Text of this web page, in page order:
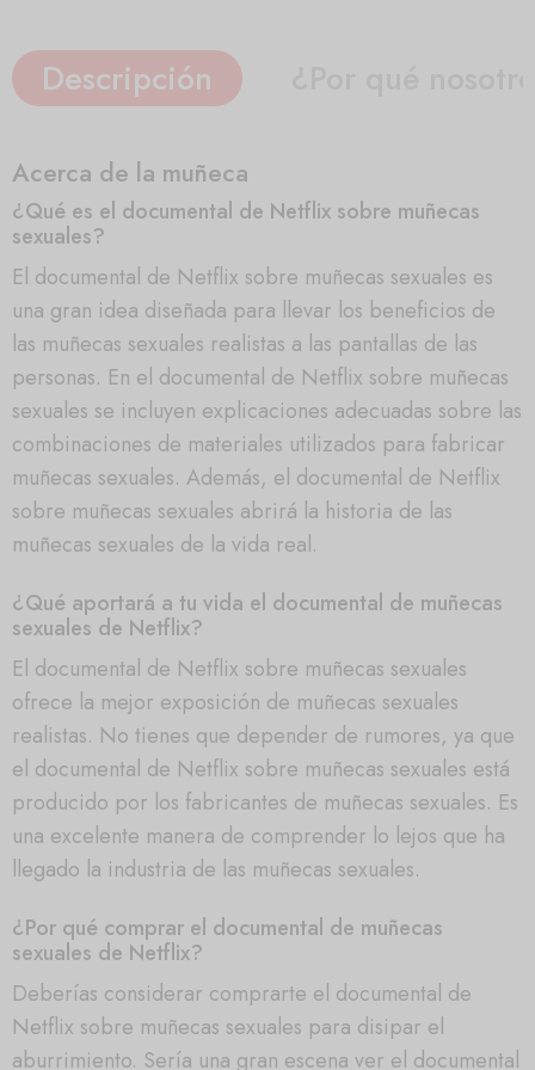
Descripción
Acerca de la muñeca
¿Qué es el documental de Netflix sobre muñecas
sexuales?
El documental de Netflix sobre muñecas sexuales es
una gran idea diseñada para llevar los beneficios de
las muñecas sexuales realistas a las pantallas de las
personas. En el documental de Netflix sobre muñecas
sexuales se incluyen explicaciones adecuadas sobre las
combinaciones de materiales utilizados para fabricar
muñecas sexuales. Además, el documental de Netflix
sobre muñecas sexuales abrirá la historia de las
muñecas sexuales de la vida real.
¿Qué aportará a tu vida el documental de muñecas
sexuales de Netflix?
El documental de Netflix sobre muñecas sexuales
ofrece la mejor exposición de muñecas sexuales
realistas. No tienes que depender de rumores, ya que
el documental de Netflix sobre muñecas sexuales está
producido por los fabricantes de muñecas sexuales. Es
una excelente manera de comprender lo lejos que ha
llegado la industria de las muñecas sexuales.
¿Por qué comprar el documental de muñecas
sexuales de Netflix?
Deberías considerar comprarte el documental de
Netflix sobre muñecas sexuales para disipar el
aburrimiento. Sería una gran escena ver el documental